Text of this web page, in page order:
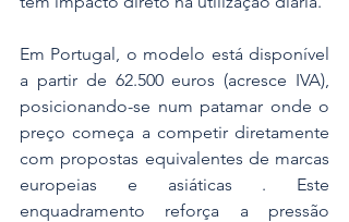
Em Portugal, o modelo está disponível
a partir de 62.500 euros (acresce IVA),
posicionando-se num patamar onde o
preço começa a competir diretamente
com propostas equivalentes de marcas
europeias e asiáticas . Este
enquadramento reforça a pressão